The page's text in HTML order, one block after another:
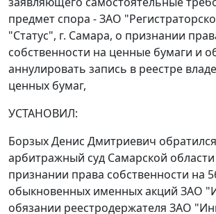
предмет спора - ЗАО
"Статус", г. Самара, о признании
собственности на ценные бумаги и
аннулировать запись в реестре
ценных бумаг,
УСТАНОВИЛ:
Борзых Денис Дмитриевич
арбитражный суд Самарской
признании права собственности на
обыкновенных именных акций ЗАО
обязании реестродержателя ЗАО